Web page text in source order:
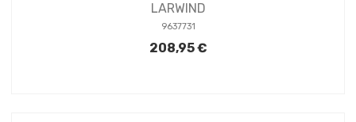
LARWIND
9637731
208,95 €